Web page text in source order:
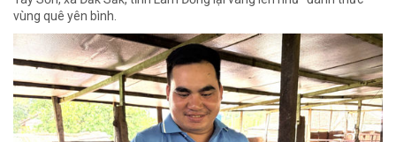
vùng quê yên bình.